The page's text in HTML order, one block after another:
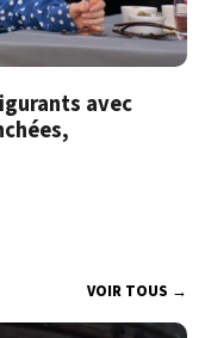
avec
VOIR TOUS →